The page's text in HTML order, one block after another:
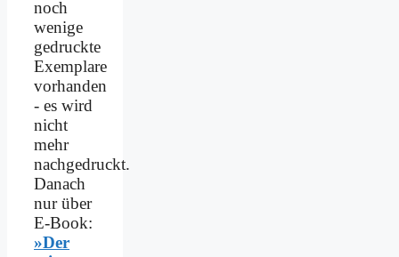
noch
wenige
gedruckte
Exemplare
vorhanden
- es wird
nicht
mehr
nachgedruckt.
Danach
nur über
E-Book:
»Der